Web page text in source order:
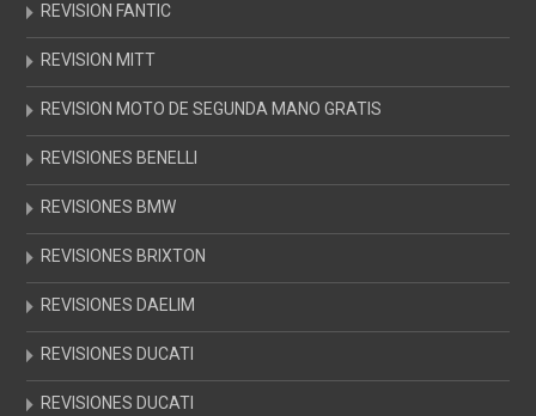
REVISION FANTIC
REVISION MITT
REVISION MOTO DE SEGUNDA MANO GRATIS
REVISIONES BENELLI
REVISIONES BMW
REVISIONES BRIXTON
REVISIONES DAELIM
REVISIONES DUCATI
REVISIONES DUCATI